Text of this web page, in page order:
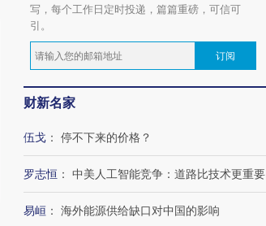
写，每个工作日定时投递，篇篇重磅，可信可
引。
订阅
财新名家
伍戈 ： 停不下来的价格？
罗志恒 ： 中美人工智能竞争：道路比技术更重要
易峘 ： 海外能源供给缺口对中国的影响